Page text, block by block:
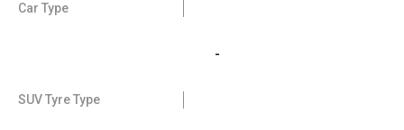
Car Type
-
SUV Tyre Type